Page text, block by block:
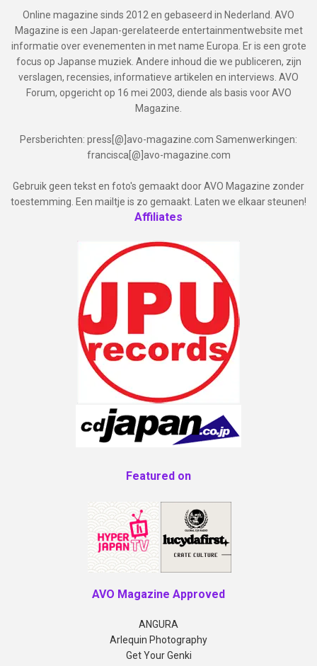
Online magazine sinds 2012 en gebaseerd in Nederland. AVO
Magazine is een Japan-gerelateerde entertainmentwebsite met
informatie over evenementen in met name Europa. Er is een grote
focus op Japanse muziek. Andere inhoud die we publiceren, zijn
verslagen, recensies, informatieve artikelen en interviews. AVO
Forum, opgericht op 16 mei 2003, diende als basis voor AVO
Magazine.
Persberichten: press[@]avo-magazine.com Samenwerkingen:
francisca[@]avo-magazine.com
Gebruik geen tekst en foto's gemaakt door AVO Magazine zonder
toestemming. Een mailtje is zo gemaakt. Laten we elkaar steunen!
Affiliates
Featured on
AVO Magazine Approved
ANGURA
Arlequin Photography
Get Your Genki